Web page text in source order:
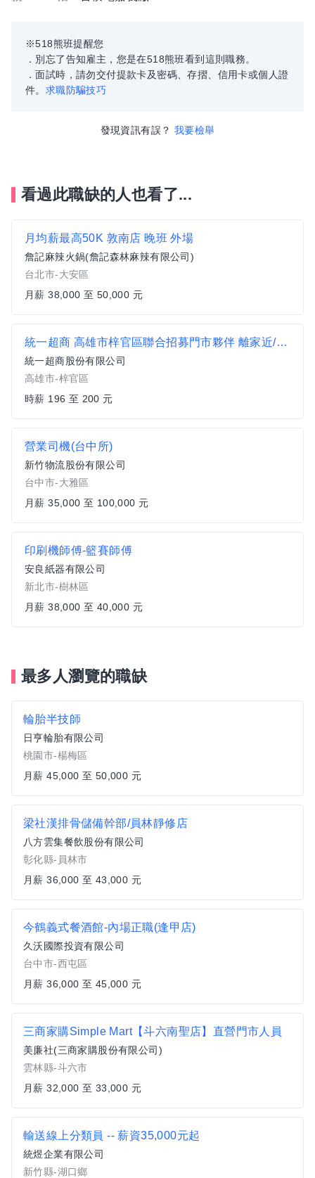
※518熊班提醒您
．別忘了告知雇主，您是在518熊班看到這則職務。
．面試時，請勿交付提款卡及密碼、存摺、信用卡或個人證
件。 求職防騙技巧
發現資訊有誤？ 我要檢舉
看過此職缺的人也看了...
月均薪最高50K 敦南店 晚班 外場
詹記麻辣火鍋(詹記森林麻辣有限公司)
台北市-大安區
月薪 38,000 至 50,000 元
統一超商 高雄市梓官區聯合招募門市夥伴 離家近/工時彈性 (歡迎銀髮族、二度就業加入)
統一超商股份有限公司
高雄市-梓官區
時薪 196 至 200 元
營業司機(台中所)
新竹物流股份有限公司
台中市-大雅區
月薪 35,000 至 100,000 元
印刷機師傅-籃賽師傅
安良紙器有限公司
新北市-樹林區
月薪 38,000 至 40,000 元
最多人瀏覽的職缺
輪胎半技師
日亨輪胎有限公司
桃園市-楊梅區
月薪 45,000 至 50,000 元
梁社漢排骨儲備幹部/員林靜修店
八方雲集餐飲股份有限公司
彰化縣-員林市
月薪 36,000 至 43,000 元
今鶴義式餐酒館-內場正職(逢甲店)
久沃國際投資有限公司
台中市-西屯區
月薪 36,000 至 45,000 元
三商家購Simple Mart【斗六南聖店】直營門市人員
美廉社(三商家購股份有限公司)
雲林縣-斗六市
月薪 32,000 至 33,000 元
輸送線上分類員 -- 薪資35,000元起
統煜企業有限公司
新竹縣-湖口鄉